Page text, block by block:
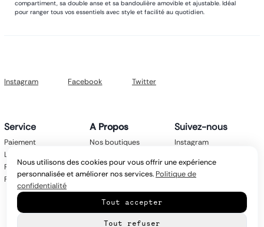
compartiment, sa double anse et sa bandoulière amovible et ajustable. Idéal
pour ranger tous vos essentiels avec style et facilité au quotidien.
Instagram Facebook Twitter
Service
Paiement
Livraison
Retours
FAQ
A Propos
Nos boutiques
Mentions légales
CGV
Politique de
confidentialité
Suivez-nous
Instagram
Twitter
Nous utilisons des cookies pour vous offrir une expérience
personnalisée et améliorer nos services. Politique de
confidentialité
Tout accepter
Tout refuser